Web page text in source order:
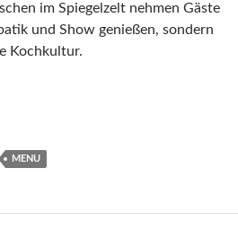
im Spiegelzelt nehmen Gäste
und Show genießen, sondern
Kochkultur.
MENU